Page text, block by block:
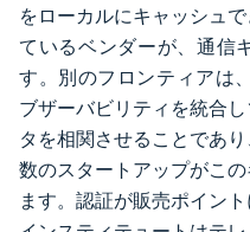
をローカルにキャッシュ
ているベンダーが、通信
す。別のフロンティアは
ブザーバビリティを統合
タを相関させることであ
数のスタートアップがこ
ます。認証が販売ポイン